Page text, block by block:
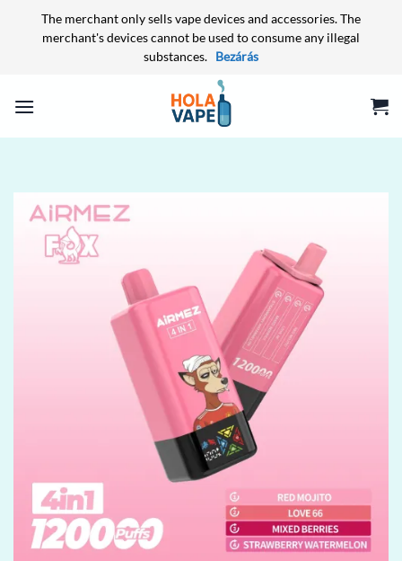
The merchant only sells vape devices and accessories. The
merchant's devices cannot be used to consume any illegal
substances. Bezárás